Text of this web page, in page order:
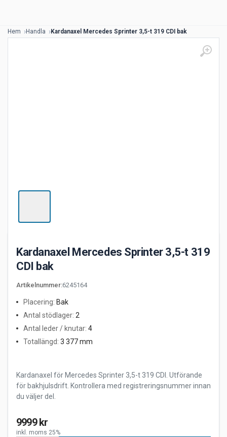
Hem Handla Kardanaxel Mercedes Sprinter 3,5-t 319 CDI bak
Kardanaxel Mercedes Sprinter 3,5-t 319
CDI bak
Artikelnummer:6245164
Placering: Bak
Antal stödlager: 2
Antal leder / knutar: 4
Totallängd: 3 377 mm
Kardanaxel för Mercedes Sprinter 3,5-t 319 CDI. Utförande
för bakhjulsdrift. Kontrollera med registreringsnummer innan
du väljer del.
9999 kr
inkl. moms 25%